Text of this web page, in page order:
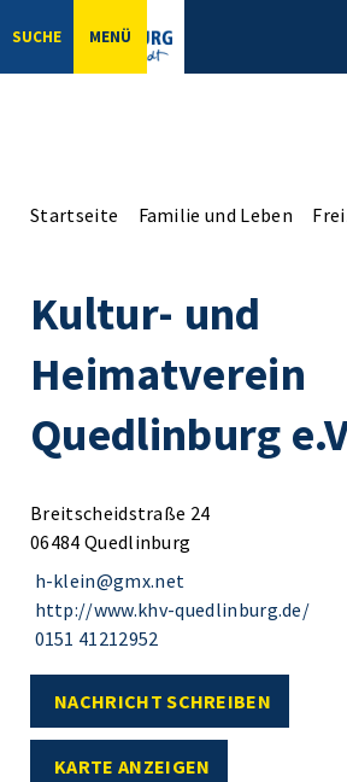
SUCHE MENÜ
Startseite Familie und Leben
Kultur- und
Heimatverein
Quedlinburg
Breitscheidstraße 24
06484 Quedlinburg
h-klein@gmx.net
http://www.khv-quedlinburg.de/
0151 41212952
NACHRICHT SCHREIBEN
KARTE ANZEIGEN